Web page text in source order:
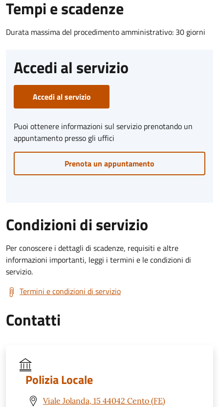
Tempi e scadenze
Durata massima del procedimento amministrativo: 30 giorni
Accedi al servizio
Accedi al servizio
Puoi ottenere informazioni sul servizio prenotando un
appuntamento presso gli uffici
Prenota un appuntamento
Condizioni di servizio
Per conoscere i dettagli di scadenze, requisiti e altre
informazioni importanti, leggi i termini e le condizioni di
servizio.
Termini e condizioni di servizio
Contatti
Polizia Locale
Viale Jolanda, 15 44042 Cento (FE)